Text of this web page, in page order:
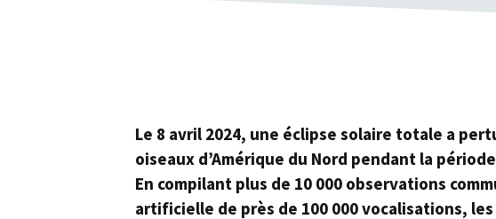
Le 8 avril 2024, une éclipse solaire totale a
oiseaux d’Amérique du Nord pendant la
En compilant plus de 10 000 observations
artificielle de près de 100 000 vocalisations,